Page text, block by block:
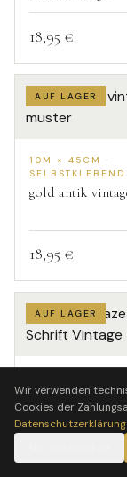
18,95 €
AUF LAGER
10M × 45CM ·
SELBSTKLEBEND
gold antik
18,95 €
AUF LAGER
SELBSTKLEBEND
Zeitung Gazette
Vintage
Wir verwenden
Cookies der
Datenschutzerklärung